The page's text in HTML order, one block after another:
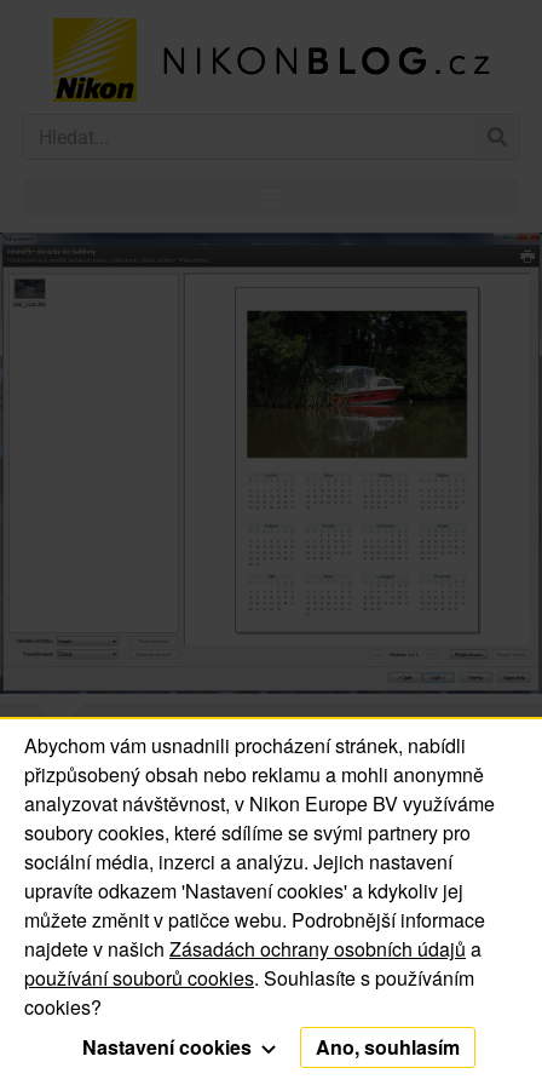
Abychom vám usnadnili procházení stránek, nabídli
přizpůsobený obsah nebo reklamu a mohli anonymně
analyzovat návštěvnost, v Nikon Europe BV využíváme
soubory cookies, které sdílíme se svými partnery pro
sociální média, inzerci a analýzu. Jejich nastavení
upravíte odkazem 'Nastavení cookies' a kdykoliv jej
můžete změnit v patičce webu. Podrobnější informace
najdete v našich Zásadách ochrany osobních údajů a
používání souborů cookies. Souhlasíte s používáním
cookies?
Funkční cookies
Nastavení cookies Ano, souhlasím
© 2016 Jsem Nikonblog.CZ. All Rights Reserved.
O nás | Kontakt
Oznámení o souborech
cookie
Oznámení o ochraně
soukromí